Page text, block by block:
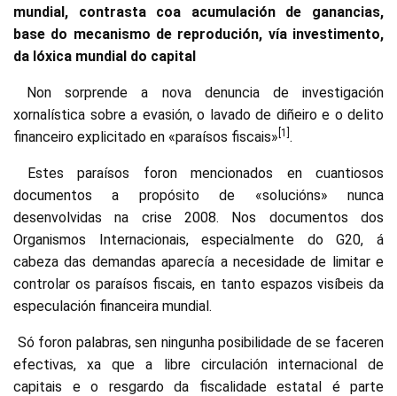
mundial, contrasta coa acumulación de ganancias,
base do mecanismo de reprodución, vía investimento,
da lóxica mundial do capital
Non sorprende a nova denuncia de investigación
xornalística sobre a evasión, o lavado de diñeiro e o delito
financeiro explicitado en «paraísos fiscais» [1] .
Estes paraísos foron mencionados en cuantiosos
documentos a propósito de «solucións» nunca
desenvolvidas na crise 2008. Nos documentos dos
Organismos Internacionais, especialmente do G20, á
cabeza das demandas aparecía a necesidade de limitar e
controlar os paraísos fiscais, en tanto espazos visíbeis da
especulación financeira mundial.
Só foron palabras, sen ningunha posibilidade de se faceren
efectivas, xa que a libre circulación internacional de
capitais e o resgardo da fiscalidade estatal é parte